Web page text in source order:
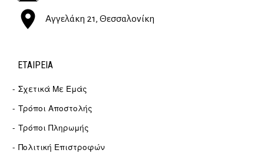
Αγγελάκη 21, Θεσσαλονίκη
ΕΤΑΙΡΕΊΑ
Σχετικά Με Εμάς
Τρόποι Αποστολής
Τρόποι Πληρωμής
Πολιτική Επιστροφών